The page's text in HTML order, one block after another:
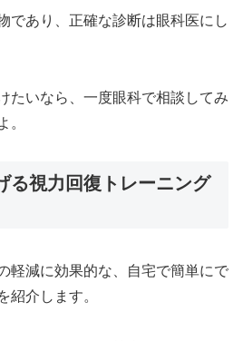
であり、正確な診断は眼科医にし
たいなら、一度眼科で相談してみ
。
る視力回復トレーニング
軽減に効果的な、自宅で簡単にで
紹介します。